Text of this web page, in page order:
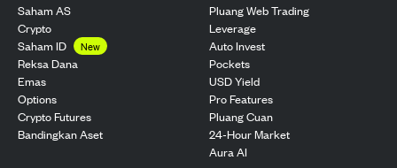
Saham AS
Crypto
Saham ID
New
Reksa Dana
Emas
Options
Crypto Futures
Bandingkan Aset
Pluang Web Trading
Leverage
Auto Invest
Pockets
USD Yield
Pro Features
Pluang Cuan
24-Hour Market
Aura AI